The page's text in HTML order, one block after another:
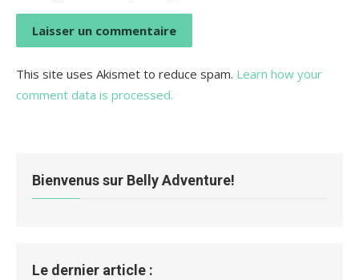
This site uses Akismet to reduce spam. Learn how your
comment data is processed.
Bienvenus sur Belly Adventure!
Le dernier article :